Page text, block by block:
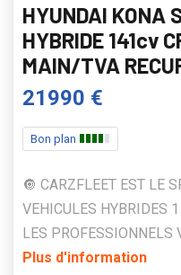
HYUNDAI KONA
HYBRIDE 141cv
MAIN/TVA
21990 €
Bon plan
🔘 CARZFLEET EST LE
VEHICULES HYBRIDES
LES PROFESSIONNELS
Plus d'information